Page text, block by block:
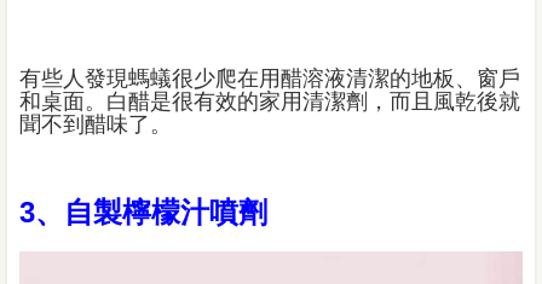
有些人發現螞蟻很少爬在用醋溶液清潔的地板、窗戶
和桌面。白醋是很有效的家用清潔劑，而且風乾後就
聞不到醋味了。
3、自製檸檬汁噴劑